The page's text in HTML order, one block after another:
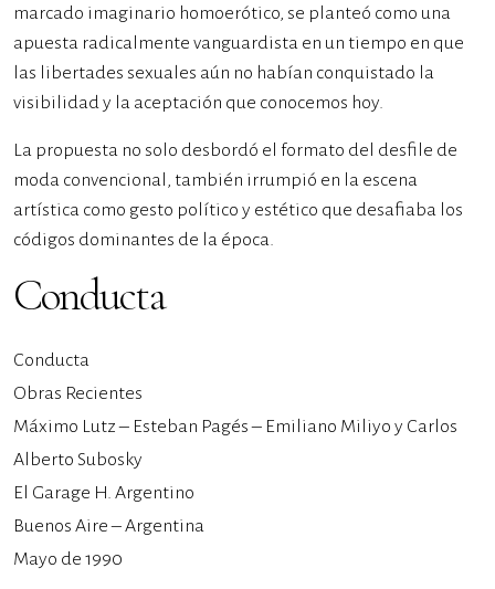
marcado imaginario homoerótico, se planteó como una
apuesta radicalmente vanguardista en un tiempo en que
las libertades sexuales aún no habían conquistado la
visibilidad y la aceptación que conocemos hoy.
La propuesta no solo desbordó el formato del desfile de
moda convencional, también irrumpió en la escena
artística como gesto político y estético que desafiaba los
códigos dominantes de la época.
Conducta
Conducta
Obras Recientes
Máximo Lutz – Esteban Pagés – Emiliano Miliyo y Carlos
Alberto Subosky
El Garage H. Argentino
Buenos Aire – Argentina
Mayo de 1990